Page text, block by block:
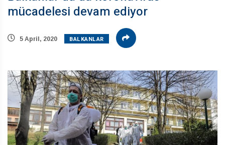
mücadelesi devam ediyor
5 April, 2020 BALKANLAR